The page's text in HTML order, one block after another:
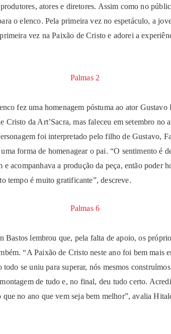
atores e diretores. Assim como no
o elenco. Pela primeira vez no espetáculo, a
vez na Paixão de Cristo e adorei a
fez uma homenagem póstuma ao ator
Cristo da Art’Sacra, mas faleceu em setembro no
foi interpretado pelo filho de Gustavo,
forma de homenagear o pai. “O sentimento é
e acompanhava a produção da peça, então poder
tempo é muito gratificante”, descreve.
lembrou que, pela falta de apoio, os
“A Paixão de Cristo neste ano foi bem mais
se uniu para superar, nós mesmos
de tudo e, no final, deu tudo certo.
que no ano que vem seja bem melhor”, avalia